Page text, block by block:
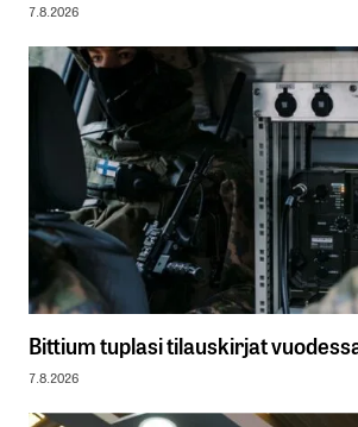
7.8.2026
Bittium tuplasi tilauskirjat
7.8.2026